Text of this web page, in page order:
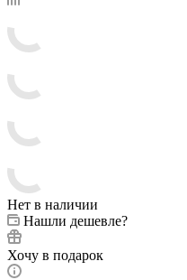
Нет в наличии
Нашли дешевле?
Хочу в подарок